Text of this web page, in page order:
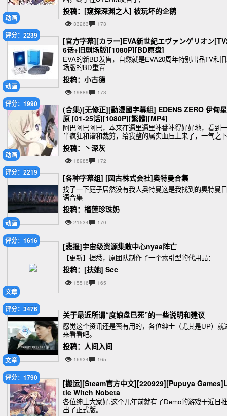
动画
投稿：[窥探深渊之人] 被玩坏的企鹅
33263 173
动画
评分：2239
[官方字幕][カラー]EVA新世紀エヴァンゲリオン
6话+旧剧场版][1080P][BD原盘]
EVA的新BD发售，自然就是EVA20周年特别出品TV和
场版的BD重置
投稿：小古德
19889 173
动画
评分：1990
(合集)[无修正][動漫國字幕組] EDENS ZERO 伊甸星
原 [01-25话][1080P][繁體][MP4]
阿巴阿巴阿巴，本来在逼里逼里补番补得好好地，看到一
半疯狂和谐和裁剪，给我整的属实血压上来了，一气之下
关了逼站上网上找到了这份无修正的资源。妖尾平行世界
外传（大雾）
投稿：丶深灰
18985 172
动画
评分：2219
[各种字幕组] [圆古株式会社]奥特曼合集
找了一下庭子居然没有我大奥特曼这是我找到的奥特曼日
语合集
投稿：榴莲珍珠奶
21534 170
文章
评分：1616
[悲报]宇宙级资源集散中心nyaa阵亡
【更新】据悉，原团队制作了一个索引型的代用品：
投稿：[扶她] Scc
15516 165
文章
评分：3476
关于最近所谓“度娘盘已死”的一些说明和建议
感觉这个资讯还是蛮有用的，各位绅士（尤其是UP）就
来看看吧。
投稿：人间入间
16934 165
评分：1790
[搬运][Steam官方中文][220929][Pupuya
tle Witch Nobeta
各位绅士大家好,这个几年前就有了Demo的游戏于近日推
出了正式版。